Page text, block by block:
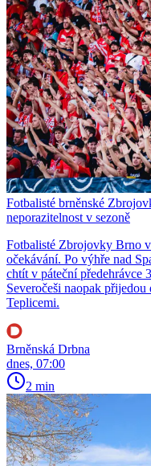
Fotbalisté brněnské
neporazitelnost v sezoně
Fotbalisté Zbrojovky Brno
očekávání. Po výhře nad
chtít v páteční předehrávce
Severočeši naopak
Teplicemi.
Brněnská Drbna
dnes, 07:00
2 min